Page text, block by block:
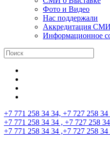
Фото и Видео
Нас поддержали
Аккредитация СМИ
Информационное
+7 771 258 34 34, +7 727 258 34
+7 771 258 34 34 , +7 727 258
+7 771 258 34 34 ,+7 727 258 34